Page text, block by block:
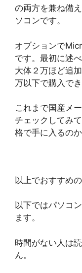
の両方を兼ね備
ソコンです。
オプションで
です。最初に述
大体２万ほど追
万以下で購入でき
これまで国産メ
チェックしてみ
格で手に入るの
以上でおすすめ
以下ではパソコ
ます。
時間がない人は
ん。